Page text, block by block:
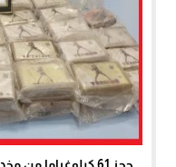
حجز 61 كيلوغراما